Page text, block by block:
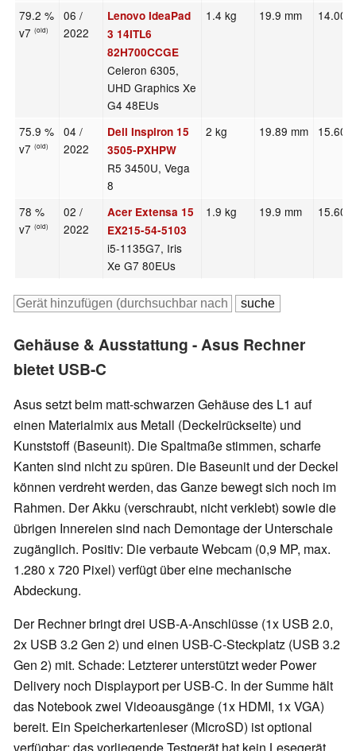
79.2 %
v7(old)
06 /
2022
Lenovo IdeaPad
3 14ITL6
82H700CCGE
Celeron 6305,
UHD Graphics Xe
G4 48EUs
1.4 kg 19.9 mm 14.00"
75.9 %
v7(old)
04 /
2022
Dell Inspiron 15
3505-PXHPW
R5 3450U, Vega
8
2 kg 19.89 mm 15.60"
78 %
v7(old)
02 /
2022
Acer Extensa 15
EX215-54-5103
i5-1135G7, Iris
Xe G7 80EUs
1.9 kg 19.9 mm 15.60"
Gehäuse & Ausstattung - Asus Rechner
bietet USB-C
Asus setzt beim matt-schwarzen Gehäuse des L1 auf
einen Materialmix aus Metall (Deckelrückseite) und
Kunststoff (Baseunit). Die Spaltmaße stimmen, scharfe
Kanten sind nicht zu spüren. Die Baseunit und der Deckel
können verdreht werden, das Ganze bewegt sich noch im
Rahmen. Der Akku (verschraubt, nicht verklebt) sowie die
übrigen Innereien sind nach Demontage der Unterschale
zugänglich. Positiv: Die verbaute Webcam (0,9 MP, max.
1.280 x 720 Pixel) verfügt über eine mechanische
Abdeckung.
Der Rechner bringt drei USB-A-Anschlüsse (1x USB 2.0,
2x USB 3.2 Gen 2) und einen USB-C-Steckplatz (USB 3.2
Gen 2) mit. Schade: Letzterer unterstützt weder Power
Delivery noch Displayport per USB-C. In der Summe hält
das Notebook zwei Videoausgänge (1x HDMI, 1x VGA)
bereit. Ein Speicherkartenleser (MicroSD) ist optional